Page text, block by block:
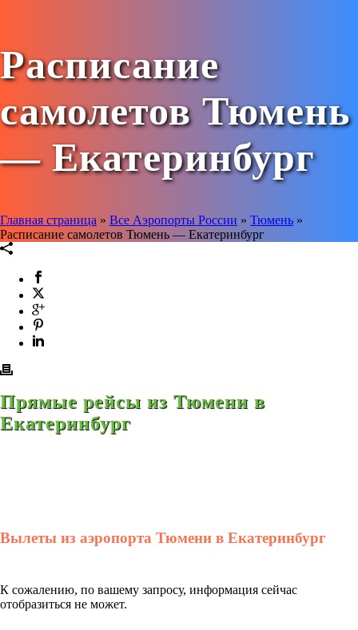
Расписание
самолетов Тюмень
— Екатеринбург
Главная страница » Все Аэропорты России » Тюмень »
Расписание самолетов Тюмень — Екатеринбург
Прямые рейсы из Тюмени в
Екатеринбург
Вылеты из аэропорта Тюмени в Екатеринбург
К сожалению, по вашему запросу, информация сейчас
отобразиться не может.